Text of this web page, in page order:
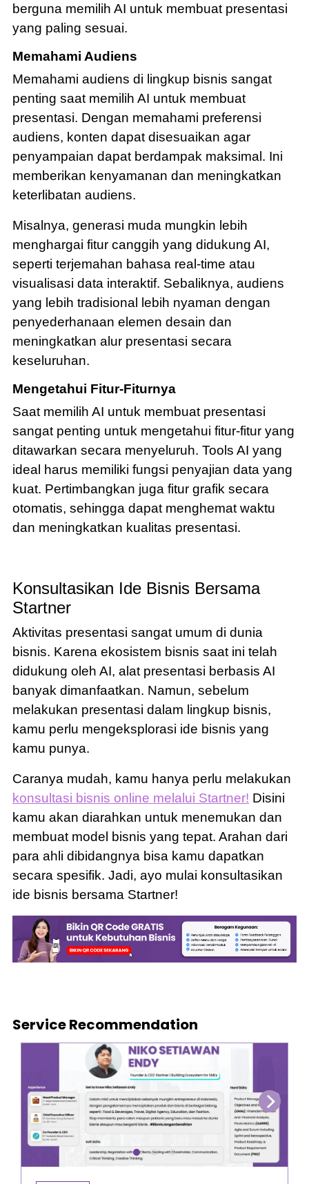
berguna memilih AI untuk membuat presentasi
yang paling sesuai.
Memahami Audiens
Memahami audiens di lingkup bisnis sangat
penting saat memilih AI untuk membuat
presentasi. Dengan memahami preferensi
audiens, konten dapat disesuaikan agar
penyampaian dapat berdampak maksimal. Ini
memberikan kenyamanan dan meningkatkan
keterlibatan audiens.
Misalnya, generasi muda mungkin lebih
menghargai fitur canggih yang didukung AI,
seperti terjemahan bahasa real-time atau
visualisasi data interaktif. Sebaliknya, audiens
yang lebih tradisional lebih nyaman dengan
penyederhanaan elemen desain dan
meningkatkan alur presentasi secara
keseluruhan.
Mengetahui Fitur-Fiturnya
Saat memilih AI untuk membuat presentasi
sangat penting untuk mengetahui fitur-fitur yang
ditawarkan secara menyeluruh. Tools AI yang
ideal harus memiliki fungsi penyajian data yang
kuat. Pertimbangkan juga fitur grafik secara
otomatis, sehingga dapat menghemat waktu
dan meningkatkan kualitas presentasi.
Konsultasikan Ide Bisnis Bersama
Startner
Aktivitas presentasi sangat umum di dunia
bisnis. Karena ekosistem bisnis saat ini telah
didukung oleh AI, alat presentasi berbasis AI
banyak dimanfaatkan. Namun, sebelum
melakukan presentasi dalam lingkup bisnis,
kamu perlu mengeksplorasi ide bisnis yang
kamu punya.
Caranya mudah, kamu hanya perlu melakukan
konsultasi bisnis online melalui Startner! Disini
kamu akan diarahkan untuk menemukan dan
membuat model bisnis yang tepat. Arahan dari
para ahli dibidangnya bisa kamu dapatkan
secara spesifik. Jadi, ayo mulai konsultasikan
ide bisnis bersama Startner!
Service Recommendation